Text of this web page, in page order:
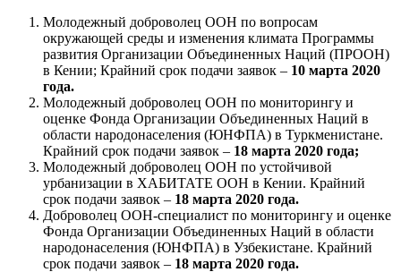
Молодежный доброволец ООН по вопросам
окружающей среды и изменения климата Программы
развития Организации Объединенных Наций (ПРООН)
в Кении; Крайний срок подачи заявок – 10 марта 2020
года.
Молодежный доброволец ООН по мониторингу и
оценке Фонда Организации Объединенных Наций в
области народонаселения (ЮНФПА) в Туркменистане.
Крайний срок подачи заявок – 18 марта 2020 года;
Молодежный доброволец ООН по устойчивой
урбанизации в ХАБИТАТЕ ООН в Кении. Крайний
срок подачи заявок – 18 марта 2020 года.
Доброволец ООН-специалист по мониторингу и оценке
Фонда Организации Объединенных Наций в области
народонаселения (ЮНФПА) в Узбекистане. Крайний
срок подачи заявок – 18 марта 2020 года.